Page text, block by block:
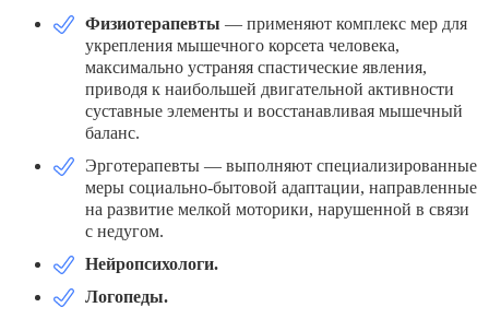
Физиотерапевты — применяют комплекс мер для
укрепления мышечного корсета человека,
максимально устраняя спастические явления,
приводя к наибольшей двигательной активности
суставные элементы и восстанавливая мышечный
баланс.
Эрготерапевты — выполняют специализированные
меры социально-бытовой адаптации, направленные
на развитие мелкой моторики, нарушенной в связи
с недугом.
Нейропсихологи.
Логопеды.